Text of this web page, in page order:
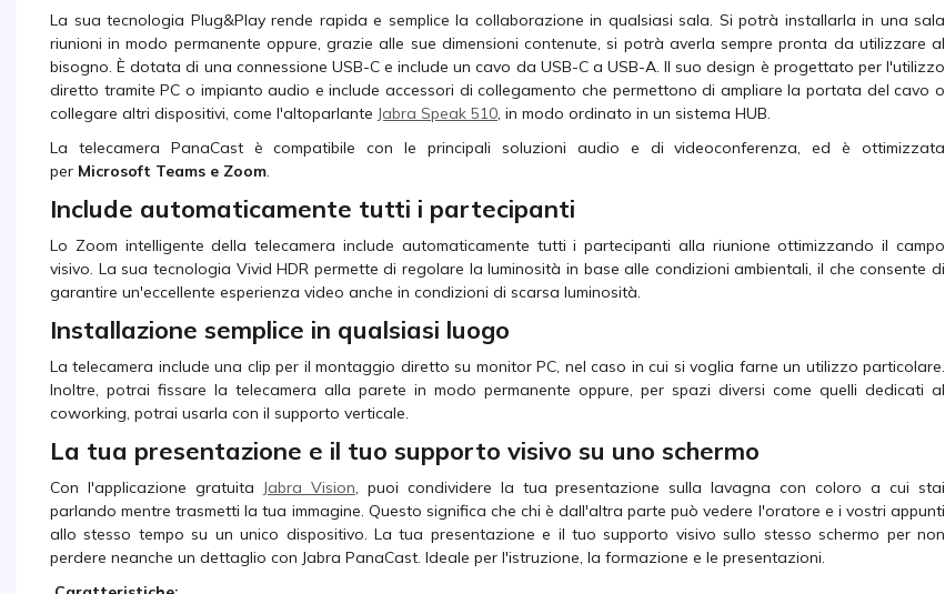
La sua tecnologia Plug&Play rende rapida e semplice la collaborazione in qualsiasi sala. Si potrà installarla in una sala
riunioni in modo permanente oppure, grazie alle sue dimensioni contenute, si potrà averla sempre pronta da utilizzare al
bisogno. È dotata di una connessione USB-C e include un cavo da USB-C a USB-A. Il suo design è progettato per l'utilizzo
diretto tramite PC o impianto audio e include accessori di collegamento che permettono di ampliare la portata del cavo o
collegare altri dispositivi, come l'altoparlante Jabra Speak 510 , in modo ordinato in un sistema HUB.
La telecamera PanaCast è compatibile con le principali soluzioni audio e di videoconferenza, ed è ottimizzata
per Microsoft Teams e Zoom
Include automaticamente tutti i partecipanti
Lo Zoom intelligente della telecamera include automaticamente tutti i partecipanti alla riunione ottimizzando il campo
visivo. La sua tecnologia Vivid HDR permette di regolare la luminosità in base alle condizioni ambientali, il che consente di
garantire un'eccellente esperienza video anche in condizioni di scarsa luminosità.
Installazione semplice in qualsiasi luogo
La telecamera include una clip per il montaggio diretto su monitor PC, nel caso in cui si voglia farne un utilizzo particolare.
Inoltre, potrai fissare la telecamera alla parete in modo permanente oppure, per spazi diversi come quelli dedicati al
coworking, potrai usarla con il supporto verticale.
La tua presentazione e il tuo supporto visivo su uno schermo
Con l'applicazione gratuita Jabra Vision , puoi condividere la tua presentazione sulla lavagna con coloro a cui stai
parlando mentre trasmetti la tua immagine. Questo significa che chi è dall'altra parte può vedere l'oratore e i vostri appunti
allo stesso tempo su un unico dispositivo. La tua presentazione e il tuo supporto visivo sullo stesso schermo per non
perdere neanche un dettaglio con Jabra PanaCast. Ideale per l'istruzione, la formazione e le presentazioni.